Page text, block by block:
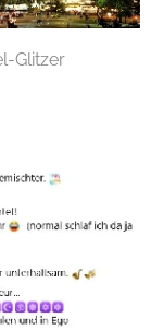
Glitzer